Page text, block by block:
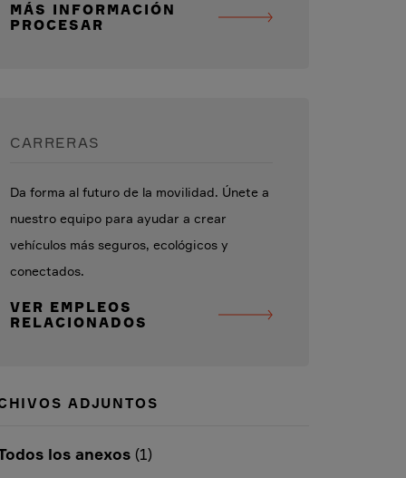
MÁS INFORMACIÓN
PROCESAR
CARRERAS
Da forma al futuro de la movilidad. Únete a
nuestro equipo para ayudar a crear
vehículos más seguros, ecológicos y
conectados.
VER EMPLEOS
RELACIONADOS
ADJUNTOS
los anexos (1)